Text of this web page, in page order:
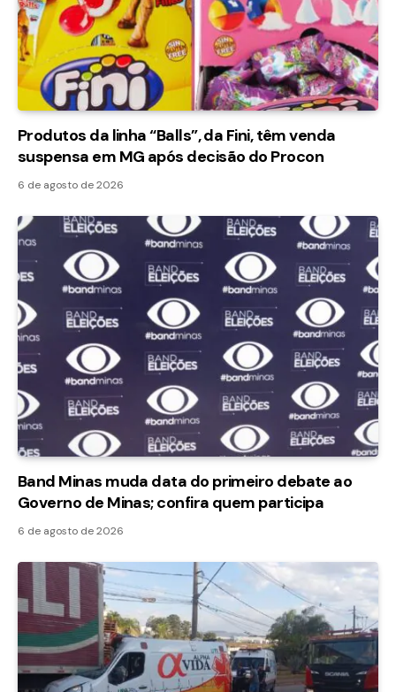
Produtos da linha “Balls”, da Fini, têm venda
suspensa em MG após decisão do Procon
6 de agosto de 2026
Band Minas muda data do primeiro debate ao
Governo de Minas; confira quem participa
6 de agosto de 2026